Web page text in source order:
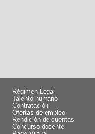
Régimen Legal
Talento humano
Contratación
Ofertas de empleo
Rendición de cuentas
Concurso docente